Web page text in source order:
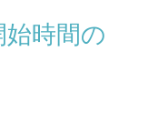
時間の